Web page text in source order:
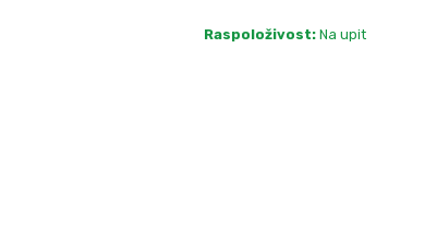
Raspoloživost: Na upit